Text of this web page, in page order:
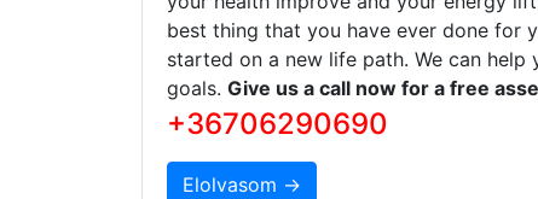
best thing that you have ever done for
started on a new life path. We can
goals. Give us a call now for a free
+36706290690
Elolvasom →